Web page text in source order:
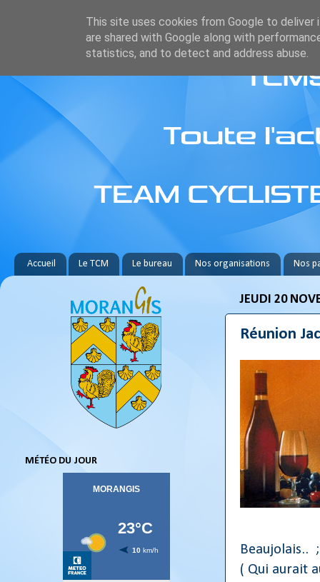
Accueil Le TCM Le bureau Nos organisations Nos
JEUDI 20
Réunion
Beaujolais..
( Qui aurait
MÉTÉO DU JOUR
This site uses cookies from Google to deliver
are shared with Google along with
statistics, and to detect and address abuse.